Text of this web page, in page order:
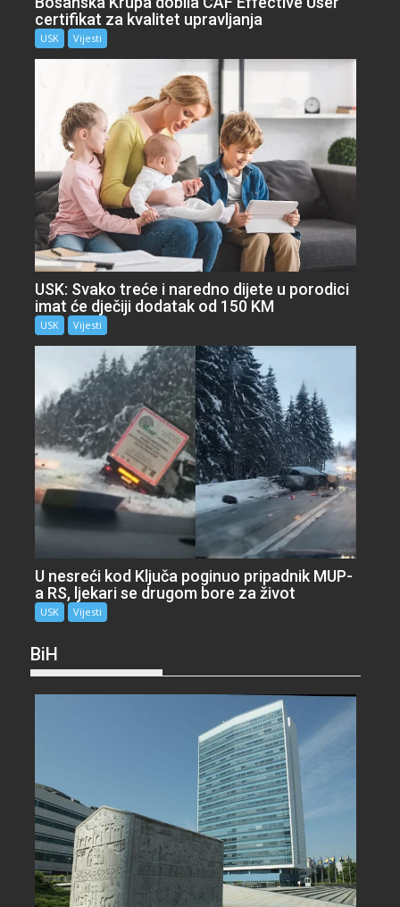
certifikat za kvalitet upravljanja
USK Vijesti
USK: Svako treće i naredno dijete u porodici
imat će dječiji dodatak od 150 KM
USK Vijesti
U nesreći kod Ključa poginuo pripadnik MUP-
a RS, ljekari se drugom bore za život
USK Vijesti
BiH